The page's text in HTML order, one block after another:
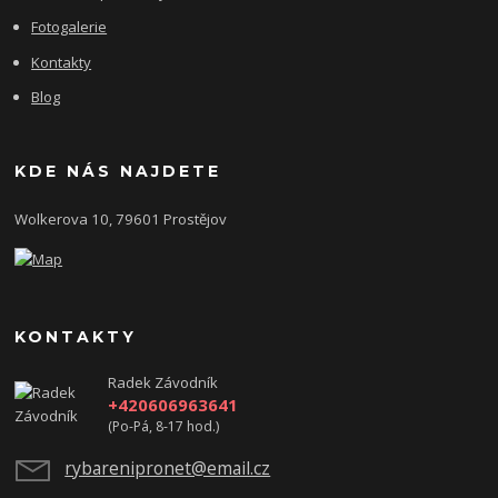
Fotogalerie
Kontakty
Blog
KDE NÁS NAJDETE
Wolkerova 10, 79601 Prostějov
KONTAKTY
Radek Závodník
+420606963641
(Po-Pá, 8-17 hod.)
rybarenipronet@email.cz